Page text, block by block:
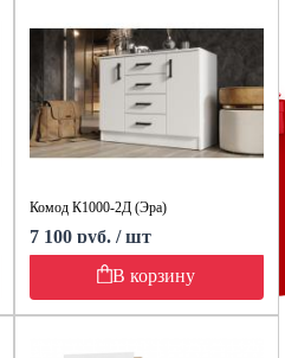
Комод К1000-2Д (Эра)
7 100 руб. / шт
В корзину